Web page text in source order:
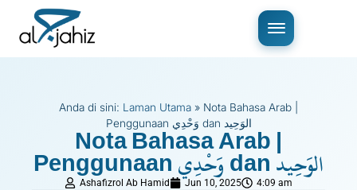
Anda di sini: Laman Utama » Nota Bahasa Arab |
Penggunaan وَحْدِي dan الوَحِيد
Nota Bahasa Arab |
Penggunaan وَحْدِي dan الوَحِيد Ashafizrol Ab Hamid Jun 10, 2025 4:09 am